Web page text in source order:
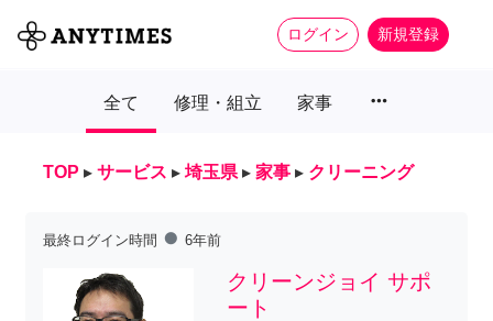
ログイン 新規登録
全て 修理・組立 家事 more_horiz
TOP ▸ サービス ▸ 埼玉県 ▸ 家事 ▸ クリーニング
最終ログイン時間 fiber_manual_record 6年前
クリーンジョイ サポ
ート